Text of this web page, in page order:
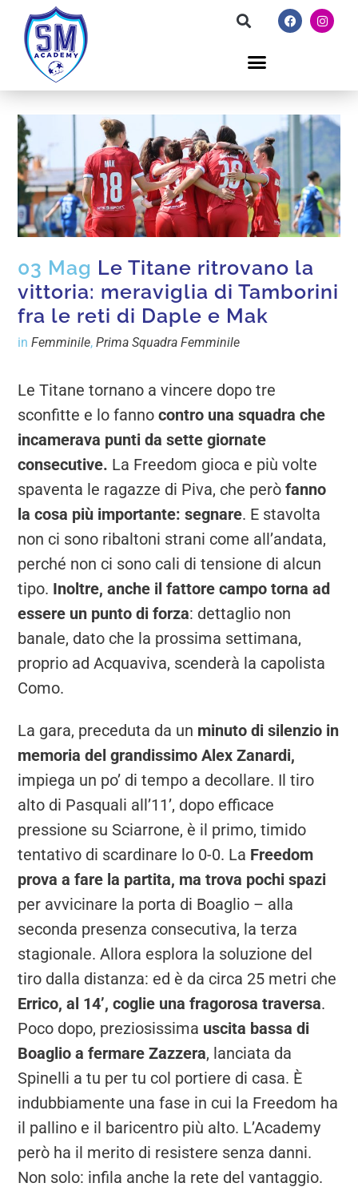
03 Mag Le Titane ritrovano la
vittoria: meraviglia di Tamborini
fra le reti di Daple e Mak
inFemminile,Prima Squadra Femminile
Le Titane tornano a vincere dopo tre
sconfitte e lo fannocontro una squadra che
incamerava punti da sette giornate
consecutive. La Freedom gioca e più volte
spaventa le ragazze di Piva, che peròfanno
la cosa più importante: segnare. E stavolta
non ci sono ribaltoni strani come all’andata,
perché non ci sono cali di tensione di alcun
tipo. Inoltre, anche il fattore campo torna ad
essere un punto di forza: dettaglio non
banale, dato che la prossima settimana,
proprio ad Acquaviva, scenderà la capolista
Como.
La gara, preceduta da un minuto di silenzio in
memoria del grandissimo Alex Zanardi,
impiega un po’ di tempo a decollare. Il tiro
alto di Pasquali all’11’, dopo efficace
pressione su Sciarrone, è il primo, timido
tentativo di scardinare lo 0-0. La Freedom
prova a fare la partita, ma trova pochi spazi
per avvicinare la porta di Boaglio – alla
seconda presenza consecutiva, la terza
stagionale. Allora esplora la soluzione del
tiro dalla distanza: ed è da circa 25 metri che
Errico, al 14’, coglie una fragorosa traversa.
Poco dopo, preziosissima uscita bassa di
Boaglio a fermare Zazzera, lanciata da
Spinelli a tu per tu col portiere di casa. È
indubbiamente una fase in cui la Freedom ha
il pallino e il baricentro più alto. L’Academy
però ha il merito di resistere senza danni.
Non solo: infila anche la rete del vantaggio.